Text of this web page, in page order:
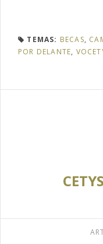
TEMAS: BECAS,
POR DELANTE,